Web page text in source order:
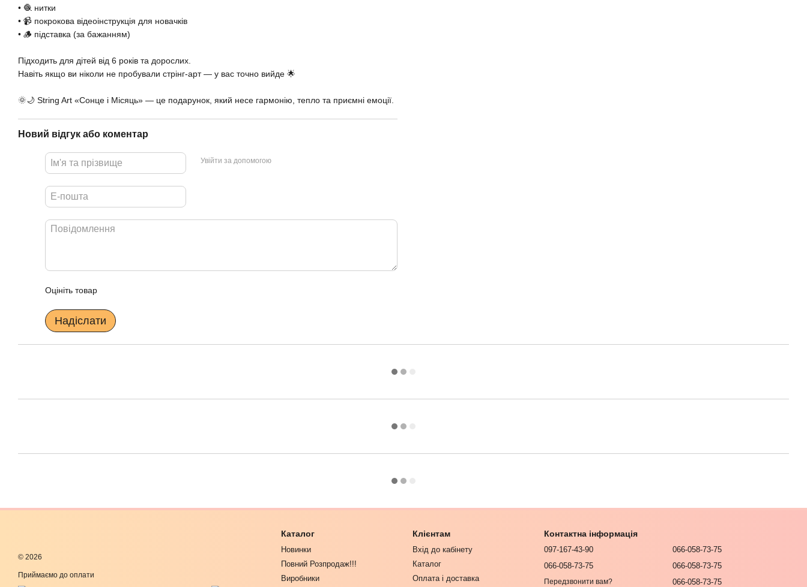
• 🧶 нитки
• 📹 покрокова відеоінструкція для новачків
• 🪵 підставка (за бажанням)
Підходить для дітей від 6 років та дорослих.
Навіть якщо ви ніколи не пробували стрінг-арт — у вас точно вийде 🌟
🌞🌙 String Art «Сонце і Місяць» — це подарунок, який несе гармонію, тепло та приємні емоції.
Новий відгук або коментар
Увійти за допомогою
Оцініть товар
Надіслати
© 2026
Приймаємо до оплати
Каталог
Новинки
Повний Розпродаж!!!
Виробники
Клієнтам
Вхід до кабінету
Каталог
Оплата і доставка
Контактна інформація
097-167-43-90
066-058-73-75
Передзвонити вам?
066-058-73-75
066-058-73-75
066-058-73-75